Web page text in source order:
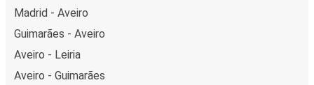
Madrid - Aveiro
Guimarães - Aveiro
Aveiro - Leiria
Aveiro - Guimarães